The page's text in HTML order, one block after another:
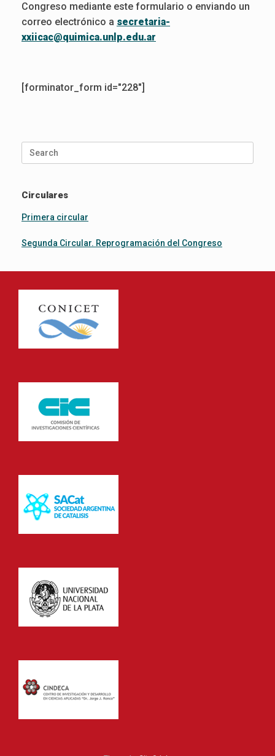
Congreso mediante este formulario o enviando un
correo electrónico a secretaria-
xxiicac@quimica.unlp.edu.ar
[forminator_form id="228"]
Search
for:
Circulares
Primera circular
Segunda Circular. Reprogramación del Congreso